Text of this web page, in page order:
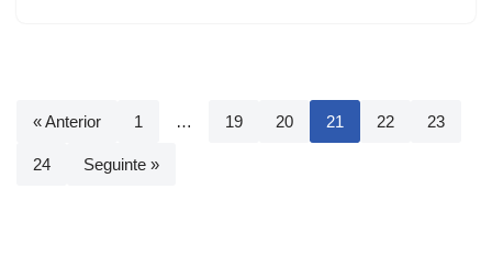
« Anterior 1 … 19 20 21 22 23
24 Seguinte »